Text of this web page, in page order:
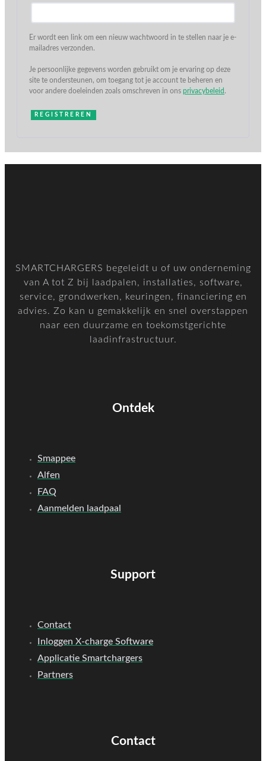
Er wordt een link om een nieuw wachtwoord in te stellen naar je e-
mailadres verzonden.
Je persoonlijke gegevens worden gebruikt om je ervaring op deze
site te ondersteunen, om toegang tot je account te beheren en
voor andere doeleinden zoals omschreven in ons privacybeleid .
REGISTREREN
SMARTCHARGERS begeleidt u of uw onderneming
van A tot Z bij laadpalen, installaties, software,
service, grondwerken, keuringen, financiering en
advies. Zo kan u gemakkelijk en snel overstappen
naar een duurzame en toekomstgerichte
laadinfrastructuur.
Ontdek
Smappee
Alfen
FAQ
Aanmelden laadpaal
Support
Contact
Inloggen X-charge Software
Applicatie Smartchargers
Partners
Contact